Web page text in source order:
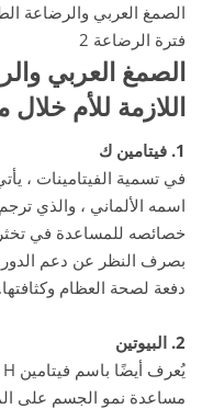
الصمغ العربي والرضاعة
فترة الرضاعة 2
الصمغ العربي
اللازمة للأم
1. فيتامين ك
اسمه الألماني ، والذي
خصائصه للمساعدة في
بصرف النظر عن دعم
دفعة لصحة العظام وكثافتها.
2. البيوتين
مساعدة نمو الجسم على